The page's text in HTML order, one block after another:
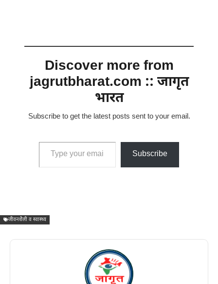
Discover more from
jagrutbharat.com :: जागृत
भारत
Subscribe to get the latest posts sent to your email.
Type your email…
Subscribe
जीवनशैली व स्वास्थ्य